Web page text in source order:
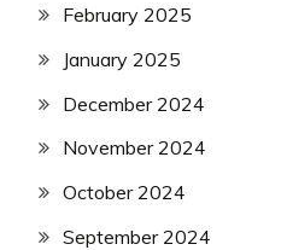
February 2025
January 2025
December 2024
November 2024
October 2024
September 2024